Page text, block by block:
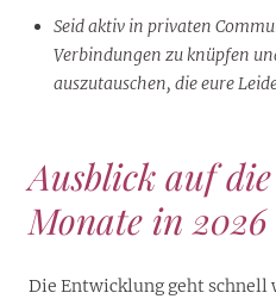
Seid aktiv in privaten
Verbindungen zu knüpfen
auszutauschen, die eure
Ausblick auf
Monate in 2026
Die Entwicklung geht schnell